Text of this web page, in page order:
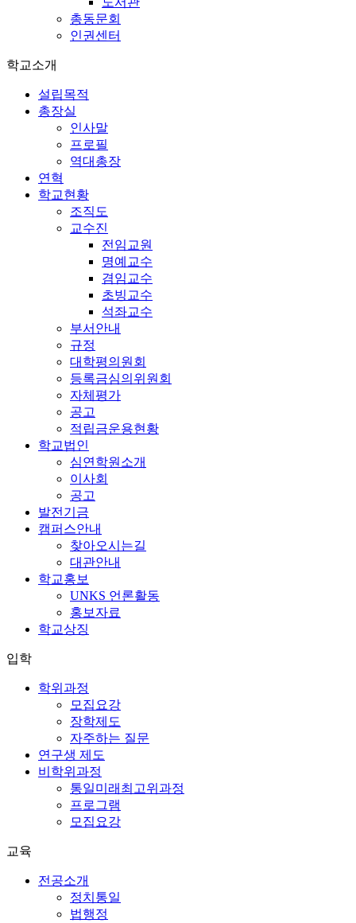
총동문회
인권센터
학교소개
설립목적
총장실
인사말
프로필
역대총장
연혁
학교현황
조직도
교수진
전임교원
명예교수
겸임교수
초빙교수
석좌교수
부서안내
규정
대학평의원회
등록금심의위원회
자체평가
공고
적립금운용현황
학교법인
심연학원소개
이사회
공고
발전기금
캠퍼스안내
찾아오시는길
대관안내
학교홍보
UNKS 언론활동
홍보자료
학교상징
입학
학위과정
모집요강
장학제도
자주하는 질문
연구생 제도
비학위과정
통일미래최고위과정
프로그램
모집요강
교육
전공소개
정치통일
법행정